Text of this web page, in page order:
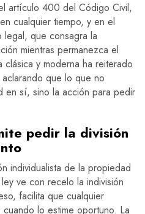
artículo 400 del Código Civil,
cualquier tiempo, y en el
legal, que consagra la
mientras permanezca el
clásica y moderna ha reiterado
que lo que no
en sí, sino la acción para pedir
pedir la división
individualista de la propiedad
ve con recelo la indivisión
facilita que cualquier
lo estime oportuno. La